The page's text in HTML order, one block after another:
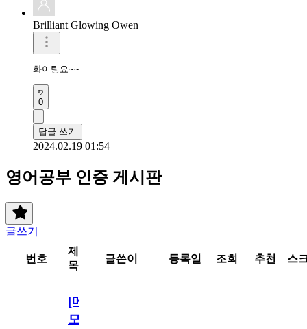
Brilliant Glowing Owen
화이팅요~~
0
답글 쓰기
2024.02.19 01:54
영어공부 인증 게시판
글쓰기
번호
제
목
글쓴이 등록일 조회 추천 스
[메
모